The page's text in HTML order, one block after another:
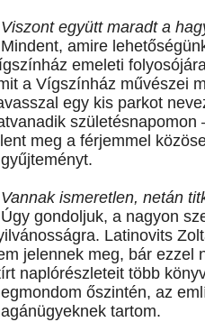
együtt maradt a
amire
emeleti
a Vígszínház művészei
egy kis parkot
meg a férjemmel
ismeretlen, netán
gondoljuk, a nagyon
Latinovits
jelennek meg, bár ezzel
naplórészleteit több
őszintén, az
tartom.